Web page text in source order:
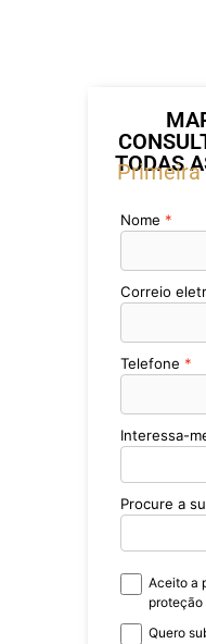
TODAS
Nome
Correio
Telefone
Interessa-
Procure a
Aceito a
proteção
Quero